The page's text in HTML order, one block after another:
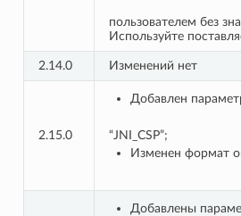
пользователем без
Используйте
2.14.0 Изменений нет
2.15.0
Добавлен
“JNI_CSP”;
Изменен формат
Добавлены